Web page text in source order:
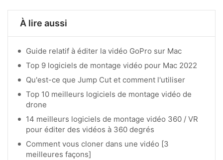
À lire aussi
Guide relatif à éditer la vidéo GoPro sur Mac
Top 9 logiciels de montage vidéo pour Mac 2022
Qu'est-ce que Jump Cut et comment l'utiliser
Top 10 meilleurs logiciels de montage vidéo de
drone
14 meilleurs logiciels de montage vidéo 360 / VR
pour éditer des vidéos à 360 degrés
Comment vous cloner dans une vidéo [3
meilleures façons]